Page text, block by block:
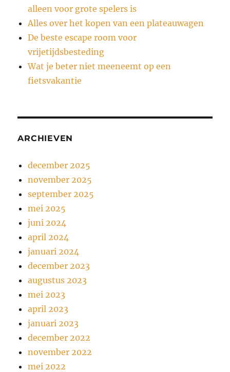
alleen voor grote spelers is
Alles over het kopen van een plateauwagen
De beste escape room voor
vrijetijdsbesteding
Wat je beter niet meeneemt op een
fietsvakantie
ARCHIEVEN
december 2025
november 2025
september 2025
mei 2025
juni 2024
april 2024
januari 2024
december 2023
augustus 2023
mei 2023
april 2023
januari 2023
december 2022
november 2022
mei 2022